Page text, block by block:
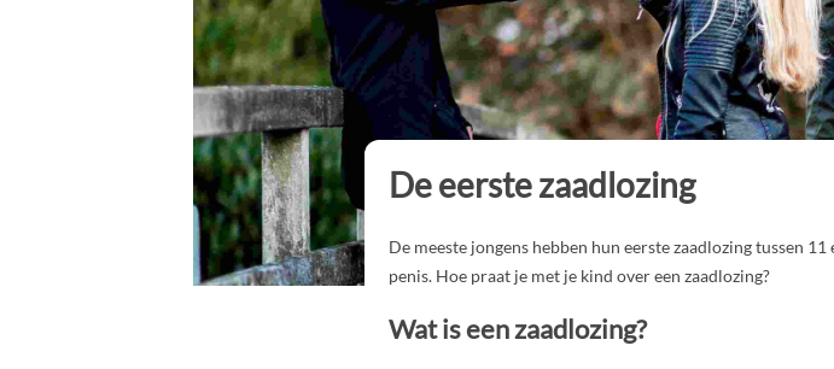
De eerste zaadlozing
De meeste jongens hebben hun eerste zaadlozing tussen
penis. Hoe praat je met je kind over een zaadlozing?
Wat is een zaadlozing?